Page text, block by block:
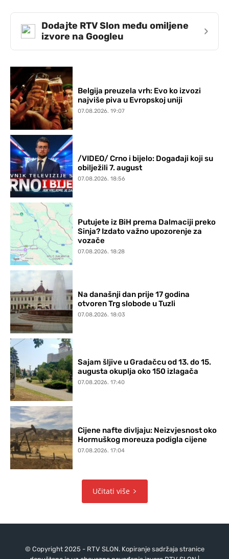
Dodajte RTV Slon među omiljene
izvore na Googleu
›
Belgija preuzela vrh: Evo ko izvozi
najviše piva u Evropskoj uniji
07.08.2026. 19:07
/VIDEO/ Crno i bijelo: Događaji koji su
obilježili 7. august
07.08.2026. 18:56
Putujete iz BiH prema Dalmaciji preko
Sinja? Izdato važno upozorenje za
vozače
07.08.2026. 18:28
Na današnji dan prije 17 godina
otvoren Trg slobode u Tuzli
07.08.2026. 18:03
Sajam šljive u Gradačcu od 13. do 15.
augusta okuplja oko 150 izlagača
07.08.2026. 17:40
Cijene nafte divljaju: Neizvjesnost oko
Hormuškog moreuza podigla cijene
07.08.2026. 17:04
Učitati više
© Copyright 2025 - RTV SLON. Kopiranje sadržaja stranice